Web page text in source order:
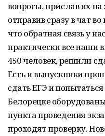
вопросы, прислав их
отправив сразу в чат
что обратная связь у
практически все наши
450 человек, решили
Есть и выпускники
сдать ЕГЭ и попытаться
Белорецке
пункта проведения
проходят проверку.